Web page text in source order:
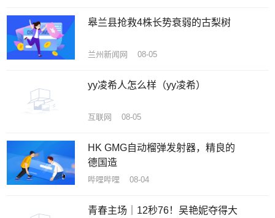
皋兰县抢救4株长势衰弱的古梨树
兰州新闻网 08-05
yy凌希人怎么样（yy凌希）
互联网 08-05
HK GMG自动榴弹发射器，精良的
德国造
哔哩哔哩 08-04
青春主场｜12秒76！吴艳妮夺得大